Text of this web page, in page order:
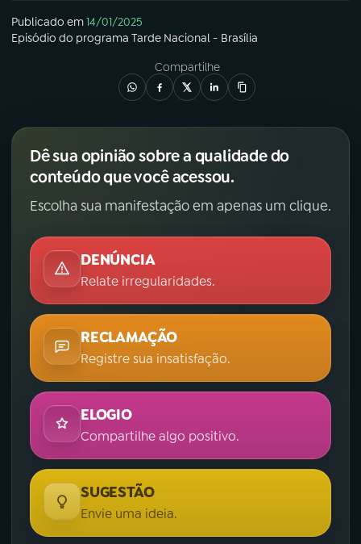
Publicado em14/01/2025
Episódio do programa Tarde Nacional - Brasília
Compartilhe
Dê sua opinião sobre a qualidade do
conteúdo que você acessou.
Escolha sua manifestação em apenas um clique.
DENÚNCIA
Relate irregularidades.
RECLAMAÇÃO
Registre sua insatisfação.
ELOGIO
Compartilhe algo positivo.
SUGESTÃO
Envie uma ideia.